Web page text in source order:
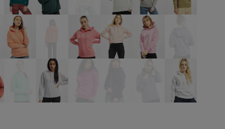
grün grün grau grau
orange pink